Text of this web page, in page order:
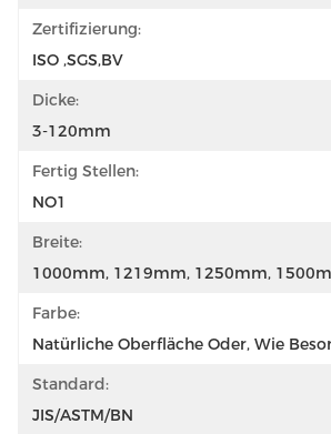
Zertifizierung:
ISO ,SGS,BV
Dicke:
3-120mm
Fertig Stellen:
NO1
Breite:
1000mm, 1219mm, 1250mm,
Farbe:
Natürliche Oberfläche Oder, Wie
Standard:
JIS/ASTM/BN